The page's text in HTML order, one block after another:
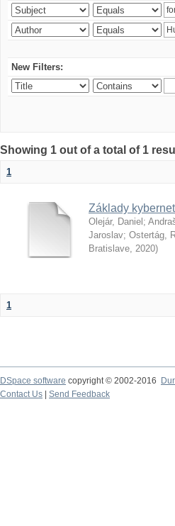
New Filters:
Showing 1 out of a total of 1
1
Základy
Olejár, Daniel ;
Jaroslav; Ostertág,
Bratislave, 2020)
1
DSpace software copyright © 2002-2016
Contact Us
Send Feedback